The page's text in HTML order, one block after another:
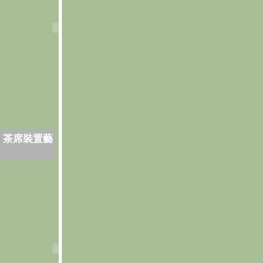
席裝置藝